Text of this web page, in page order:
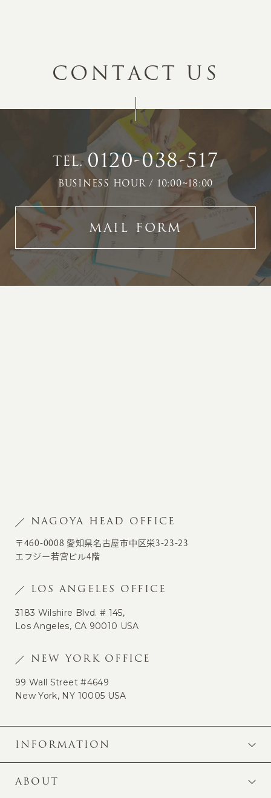
CONTACT US
TEL.0120-038-517
BUSINESS HOUR / 10:00~18:00
MAIL FORM
NAGOYA HEAD OFFICE
〒460-0008 愛知県名古屋市中区栄3-23-23
エフジー若宮ビル4階
LOS ANGELES OFFICE
3183 Wilshire Blvd. # 145,
Los Angeles, CA 90010 USA
NEW YORK OFFICE
99 Wall Street #4649
New York, NY 10005 USA
INFORMATION
ABOUT